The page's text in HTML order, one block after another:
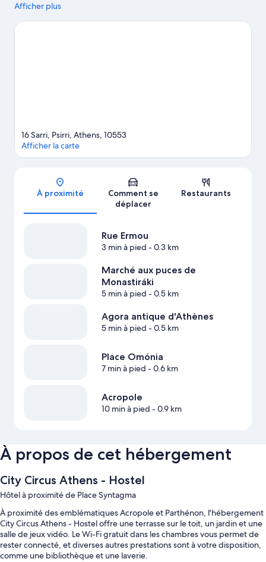
détour si un minimum d'action est à l'ordre du jour. L'aventure,
beauté naturelle des lieux ? Partez à la découverte des non
Afficher plus
Carte
16 Sarri, Psirri, Athens, 10553
Afficher la carte
À proximité
Comment se
déplacer
Restaurants
Rue Ermou
3 min à pied - 0.3 km
Marché aux puces de
Monastiráki
5 min à pied - 0.5 km
Agora antique d'Athènes
5 min à pied - 0.5 km
Place Omónia
7 min à pied - 0.6 km
Acropole
10 min à pied - 0.9 km
À propos de cet hébergement
City Circus Athens - Hostel
Hôtel à proximité de Place Syntagma
À proximité des emblématiques Acropole et Parthénon, l'hébergement
City Circus Athens - Hostel offre une terrasse sur le toit, un jardin et une
salle de jeux vidéo. Le Wi-Fi gratuit dans les chambres vous permet de
rester connecté, et diverses autres prestations sont à votre disposition,
comme une bibliothèque et une laverie.